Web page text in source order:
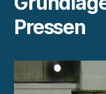
Pressen